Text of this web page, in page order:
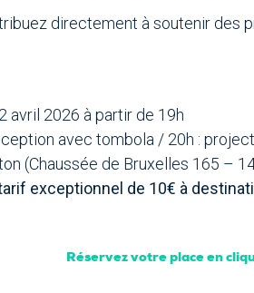
directement à soutenir des
avril 2026 à partir de 19h
avec tombola / 20h :
(Chaussée de Bruxelles 165 –
exceptionnel de 10€ à
Réservez votre place en